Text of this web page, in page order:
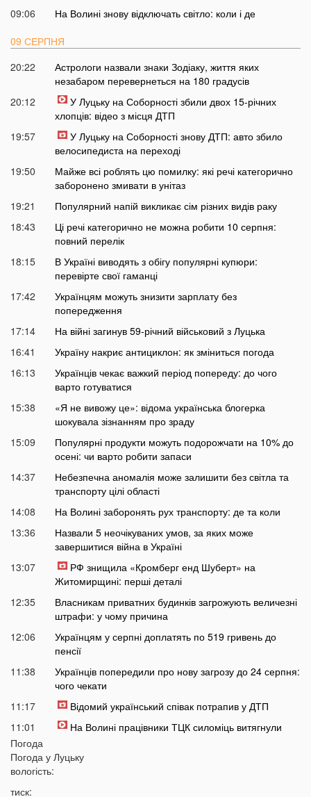
09:06
На Волині знову відключать світло: коли і де
09 СЕРПНЯ
20:22
Астрологи назвали знаки Зодіаку, життя яких
незабаром перевернеться на 180 градусів
20:12
У Луцьку на Соборності збили двох 15-річних
хлопців: відео з місця ДТП
19:57
У Луцьку на Соборності знову ДТП: авто збило
велосипедиста на переході
19:50
Майже всі роблять цю помилку: які речі категорично
заборонено змивати в унітаз
19:21
Популярний напій викликає сім різних видів раку
18:43
Ці речі категорично не можна робити 10 серпня:
повний перелік
18:15
В Україні виводять з обігу популярні купюри:
перевірте свої гаманці
17:42
Українцям можуть знизити зарплату без
попередження
17:14
На війні загинув 59-річний військовий з Луцька
16:41
Україну накриє антициклон: як зміниться погода
16:13
Українців чекає важкий період попереду: до чого
варто готуватися
15:38
«Я не вивожу це»: відома українська блогерка
шокувала зізнанням про зраду
15:09
Популярні продукти можуть подорожчати на 10% до
осені: чи варто робити запаси
14:37
Небезпечна аномалія може залишити без світла та
транспорту цілі області
14:08
На Волині заборонять рух транспорту: де та коли
13:36
Назвали 5 неочікуваних умов, за яких може
завершитися війна в Україні
13:07
РФ знищила «Кромберг енд Шуберт» на
Житомирщині: перші деталі
12:35
Власникам приватних будинків загрожують величезні
штрафи: у чому причина
12:06
Українцям у серпні доплатять по 519 гривень до
пенсії
11:38
Українців попередили про нову загрозу до 24 серпня:
чого чекати
11:17
Відомий український співак потрапив у ДТП
11:01
На Волині працівники ТЦК силоміць витягнули
10:40
Популярний овоч стрімко дешевшає другий тиждень
Погода
Погода у Луцьку
вологість:
тиск: